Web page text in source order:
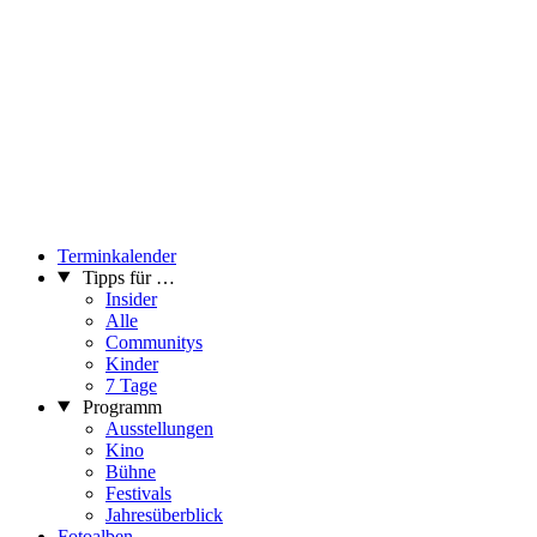
Terminkalender
Tipps für …
Insider
Alle
Communitys
Kinder
7 Tage
Programm
Ausstellungen
Kino
Bühne
Festivals
Jahresüberblick